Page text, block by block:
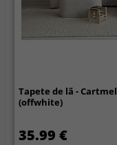
Tapete de lã - Cartmel
(offwhite)
35.99 €